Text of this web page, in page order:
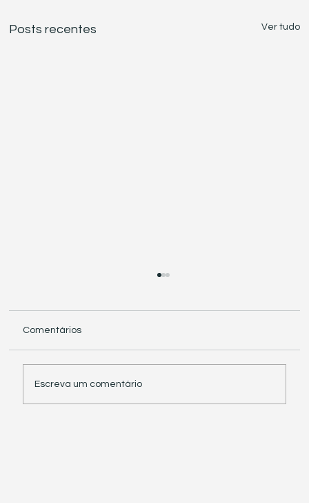
Posts recentes Ver tudo
Comentários
Escreva um comentário